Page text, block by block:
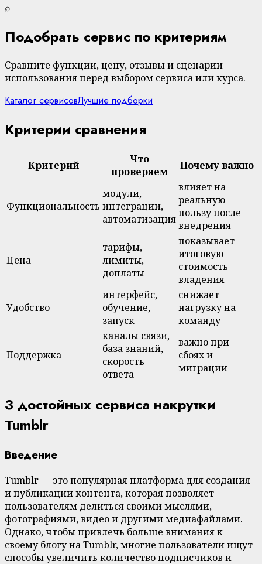
⌕
Подобрать сервис по критериям
Сравните функции, цену, отзывы и сценарии
использования перед выбором сервиса или курса.
Каталог сервисовЛучшие подборки
Критерии сравнения
Критерий
Что
проверяем
Почему важно
Функциональность
модули,
интеграции,
автоматизация
влияет на
реальную
пользу после
внедрения
Цена
тарифы,
лимиты,
доплаты
показывает
итоговую
стоимость
владения
Удобство
интерфейс,
обучение,
запуск
снижает
нагрузку на
команду
Поддержка
каналы связи,
база знаний,
скорость
ответа
важно при
сбоях и
миграции
3 достойных сервиса накрутки
Tumblr
Введение
Tumblr — это популярная платформа для создания
и публикации контента, которая позволяет
пользователям делиться своими мыслями,
фотографиями, видео и другими медиафайлами.
Однако, чтобы привлечь больше внимания к
своему блогу на Tumblr, многие пользователи ищут
способы увеличить количество подписчиков и